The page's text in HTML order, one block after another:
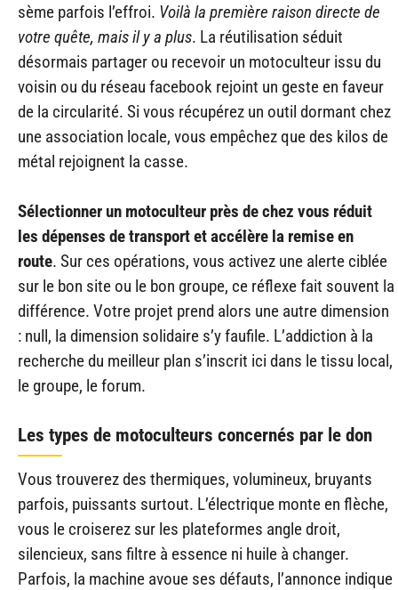
sème parfois l’effroi. Voilà la première raison directe de
votre quête, mais il y a plus. La réutilisation séduit
désormais partager ou recevoir un motoculteur issu du
voisin ou du réseau facebook rejoint un geste en faveur
de la circularité. Si vous récupérez un outil dormant chez
une association locale, vous empêchez que des kilos de
métal rejoignent la casse.
Sélectionner un motoculteur près de chez vous réduit
les dépenses de transport et accélère la remise en
route. Sur ces opérations, vous activez une alerte ciblée
sur le bon site ou le bon groupe, ce réflexe fait souvent la
différence. Votre projet prend alors une autre dimension
: null, la dimension solidaire s’y faufile. L’addiction à la
recherche du meilleur plan s’inscrit ici dans le tissu local,
le groupe, le forum.
Les types de motoculteurs concernés par le don
Vous trouverez des thermiques, volumineux, bruyants
parfois, puissants surtout. L’électrique monte en flèche,
vous le croiserez sur les plateformes angle droit,
silencieux, sans filtre à essence ni huile à changer.
Parfois, la machine avoue ses défauts, l’annonce indique